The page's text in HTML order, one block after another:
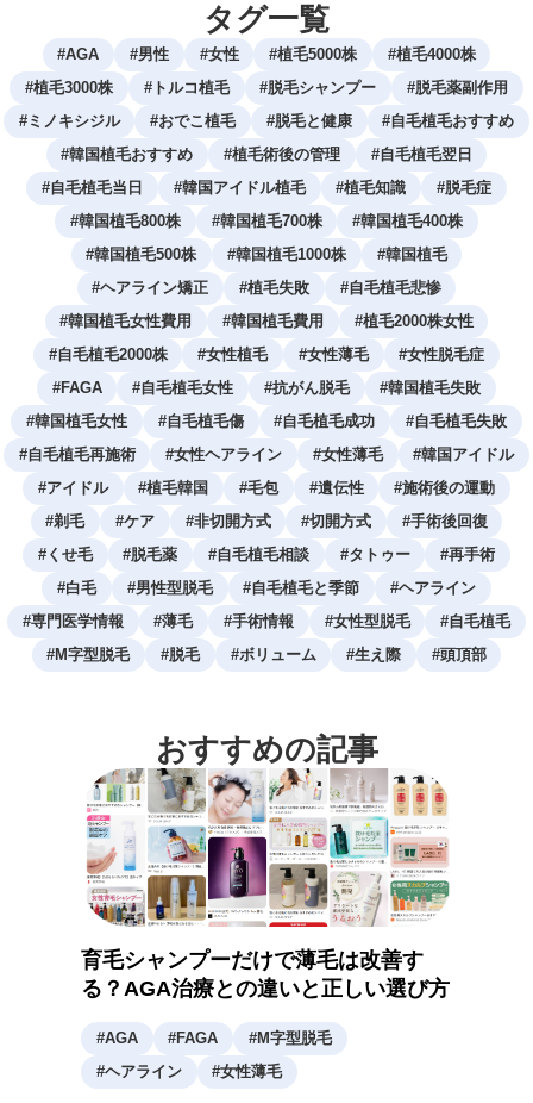
タグ一覧
#AGA #男性 #女性 #植毛5000株 #植毛4000株
#植毛3000株 #トルコ植毛 #脱毛シャンプー #脱毛薬副作用
#ミノキシジル #おでこ植毛 #脱毛と健康 #自毛植毛おすすめ
#韓国植毛おすすめ #植毛術後の管理 #自毛植毛翌日
#自毛植毛当日 #韓国アイドル植毛 #植毛知識 #脱毛症
#韓国植毛800株 #韓国植毛700株 #韓国植毛400株
#韓国植毛500株 #韓国植毛1000株 #韓国植毛
#ヘアライン矯正 #植毛失敗 #自毛植毛悲惨
#韓国植毛女性費用 #韓国植毛費用 #植毛2000株女性
#自毛植毛2000株 #女性植毛 #女性薄毛 #女性脱毛症
#FAGA #自毛植毛女性 #抗がん脱毛 #韓国植毛失敗
#韓国植毛女性 #自毛植毛傷 #自毛植毛成功 #自毛植毛失敗
#自毛植毛再施術 #女性ヘアライン #女性薄毛 #韓国アイドル
#アイドル #植毛韓国 #毛包 #遺伝性 #施術後の運動
#剃毛 #ケア #非切開方式 #切開方式 #手術後回復
#くせ毛 #脱毛薬 #自毛植毛相談 #タトゥー #再手術
#白毛 #男性型脱毛 #自毛植毛と季節 #ヘアライン
#専門医学情報 #薄毛 #手術情報 #女性型脱毛 #自毛植毛
#M字型脱毛 #脱毛 #ボリューム #生え際 #頭頂部
おすすめの記事
育毛シャンプーだけで薄毛は改善す
る？AGA治療との違いと正しい選び方
#AGA #FAGA #M字型脱毛
#ヘアライン #女性薄毛